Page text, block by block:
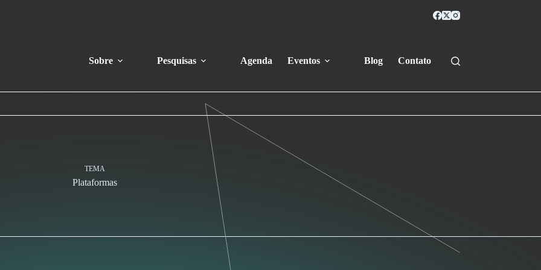
Sobre Pesquisas Agenda Eventos Blog Contato
TEMA
Plataformas